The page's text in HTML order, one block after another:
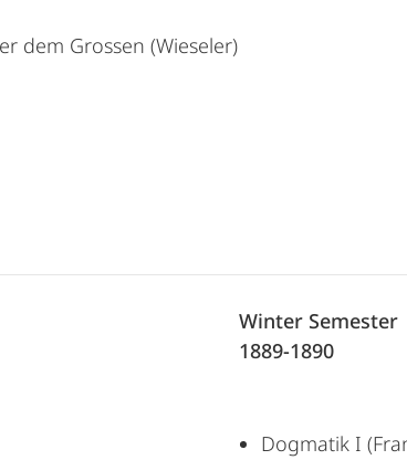
dem Grossen (Wieseler)
Winter Semester
1889-1890
Dogmatik I